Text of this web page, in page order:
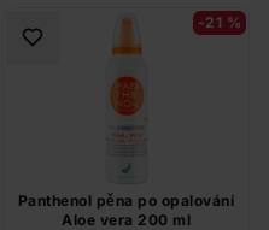
-21 %
Panthenol pěna po opalování
Aloe vera 200 ml